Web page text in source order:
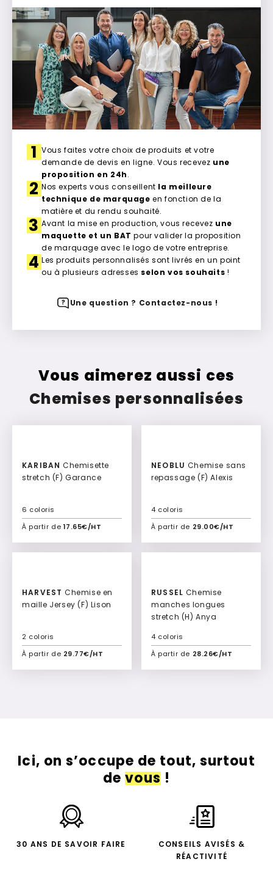
1 Vous faites votre choix de produits et votre
demande de devis en ligne. Vous recevez une
proposition en 24h.
2 Nos experts vous conseillent la meilleure
technique de marquage en fonction de la
matière et du rendu souhaité.
3 Avant la mise en production, vous recevez une
maquette et un BAT pour valider la proposition
de marquage avec le logo de votre entreprise.
4 Les produits personnalisés sont livrés en un point
ou à plusieurs adresses selon vos souhaits !
Une question ? Contactez-nous !
Vous aimerez aussi ces
Chemises personnalisées
KARIBAN
stretch (F) Garance
À partir de 17.65€/HT
6 coloris
Ajouter à mon devis
NEOBLU
repassage (F) Alexis
À partir de 29.00€/HT
4 coloris
Ajouter à mon devis
HARVEST
maille Jersey (F) Lison
À partir de 29.77€/HT
2 coloris
Ajouter à mon devis
RUSSEL
manches longues
stretch (H) Anya
À partir de 28.26€/HT
4 coloris
Ajouter à mon devis
Ici, on s’occupe de tout, surtout
devous!
30 ANS DE SAVOIR FAIRE
CONSEILS AVISÉS &
RÉACTIVITÉ